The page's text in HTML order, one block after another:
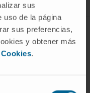
sus
uso de la página
sus preferencias,
y obtener más
.